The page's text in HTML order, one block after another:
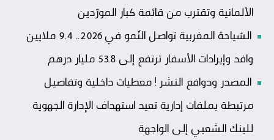
الألمانية وتقترب من قائمة كبار المورّدين
السّياحة المغربية تواصل النّمو في 2026.. 9.4 ملايين
وافد وإيرادات الأسفار ترتفع إلى 53.8 مليار درهم
المصدر ودوافع النشر ! معطيات داخلية وتفاصيل
مرتبطة بملفات إدارية تعيد استهداف الإدارة الجهوية
للبنك الشعبي إلى الواجهة